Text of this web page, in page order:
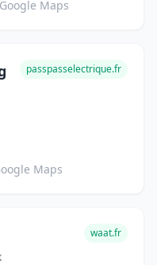
Google Maps
passpasselectrique.fr
Maps
waat.fr